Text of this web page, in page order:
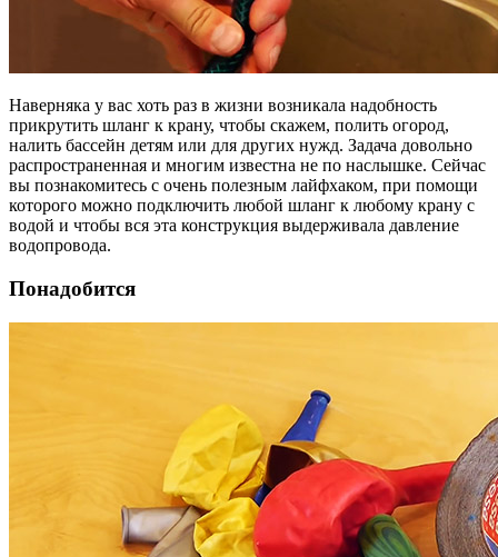
Наверняка у вас хоть раз в жизни возникала надобность
прикрутить шланг к крану, чтобы скажем, полить огород,
налить бассейн детям или для других нужд. Задача довольно
распространенная и многим известна не по наслышке. Сейчас
вы познакомитесь с очень полезным лайфхаком, при помощи
которого можно подключить любой шланг к любому крану с
водой и чтобы вся эта конструкция выдерживала давление
водопровода.
Понадобится